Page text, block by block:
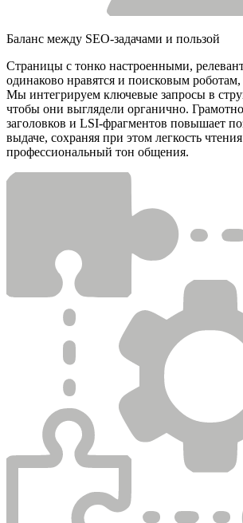
Баланс между SEO-задачами и пользой
Страницы с тонко настроенными,
одинаково нравятся и поисковым
Мы интегрируем ключевые запросы в
чтобы они выглядели органично.
заголовков и LSI-фрагментов повышает
выдаче, сохраняя при этом легкость
профессиональный тон общения.